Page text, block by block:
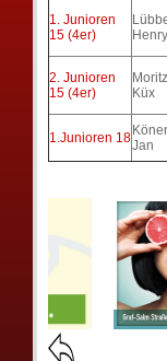
1. Junioren
15 (4er)
Henry
2. Junioren
15 (4er)
Moritz
Küx
1.Junioren 18Jan